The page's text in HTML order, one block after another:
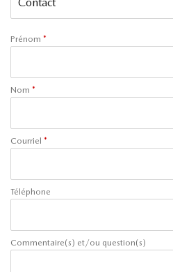
Prénom *
Nom *
Courriel *
Téléphone
Commentaire(s) et/ou question(s)